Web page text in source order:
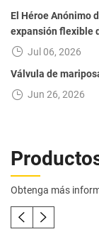
El Héroe Anónimo
expansión flexible
Jul 06, 2026
Válvula de
Jun 26, 2026
Obtenga más